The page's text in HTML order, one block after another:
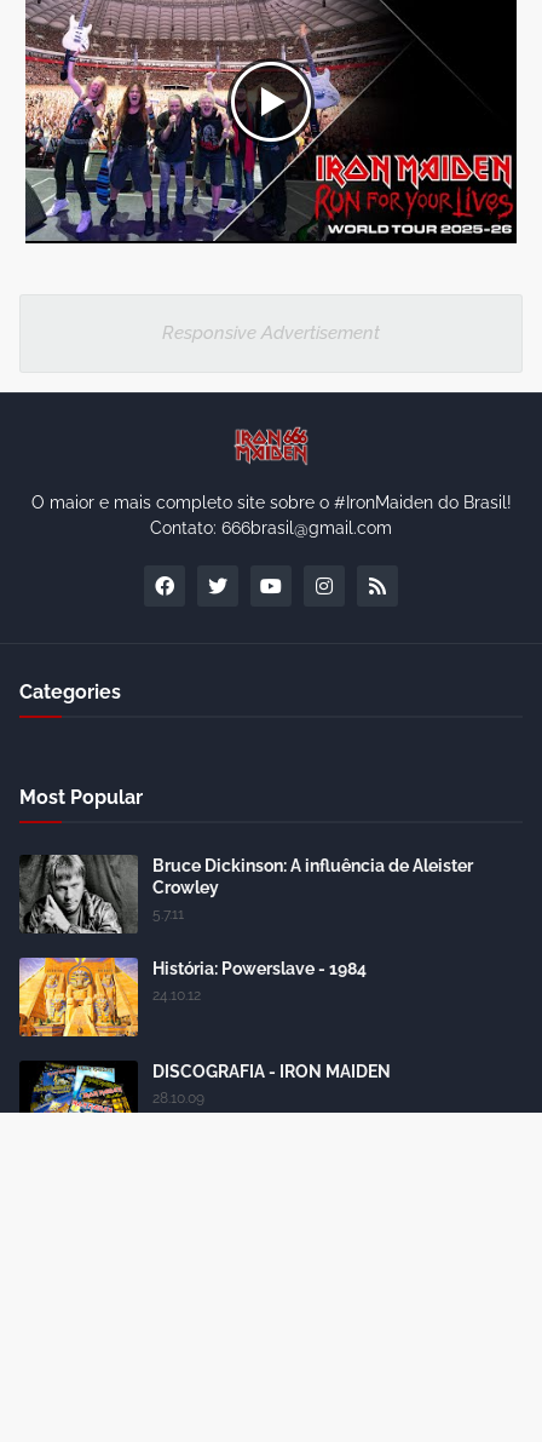
Responsive Advertisement
O maior e mais completo site sobre o #IronMaiden do Brasil!
Contato: 666brasil@gmail.com
Categories
Most Popular
Bruce Dickinson: A influência de Aleister
Crowley
5.7.11
História: Powerslave - 1984
24.10.12
DISCOGRAFIA - IRON MAIDEN
28.10.09